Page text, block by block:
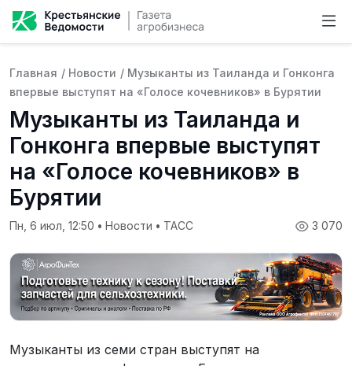
Главная / Новости / Музыканты из Таиланда и Гонконга
впервые выступят на «Голосе кочевников» в Бурятии
Музыканты из Таиланда и
Гонконга впервые выступят
на «Голосе кочевников» в
Бурятии
3 070
Пн, 6 июл, 12:50 • Новости • ТАСС
Музыканты из семи стран выступят на